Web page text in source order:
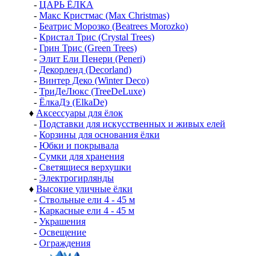
- ЦАРЬ ЁЛКА
- Макс Кристмас (Max Christmas)
- Беатрис Морозко (Beatrees Morozko)
- Кристал Трис (Crystal Trees)
- Грин Трис (Green Trees)
- Элит Ели Пенери (Peneri)
- Декорленд (Decorland)
- Винтер Деко (Winter Deco)
- ТриДеЛюкс (TreeDeLuxe)
- ЁлкаДэ (ElkaDe)
♦ Аксессуары для ёлок
- Подставки для искусственных и живых елей
- Корзины для основания ёлки
- Юбки и покрывала
- Сумки для хранения
- Светящиеся верхушки
- Электрогирлянды
♦ Высокие уличные ёлки
- Ствольные ели 4 - 45 м
- Каркасные ели 4 - 45 м
- Украшения
- Освещение
- Ограждения